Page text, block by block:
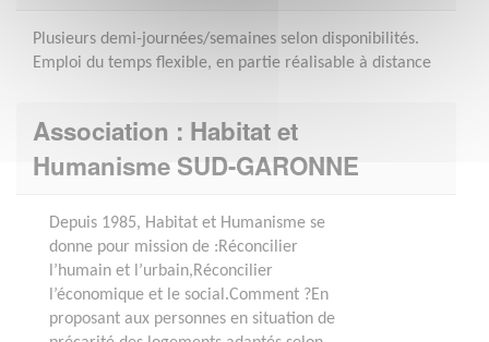
Plusieurs demi-journées/semaines selon disponibilités.
Emploi du temps flexible, en partie réalisable à distance
Association : Habitat et
Humanisme SUD-GARONNE
Depuis 1985, Habitat et Humanisme se
donne pour mission de :Réconcilier
l’humain et l’urbain,Réconcilier
l’économique et le social.Comment ?En
proposant aux personnes en situation de